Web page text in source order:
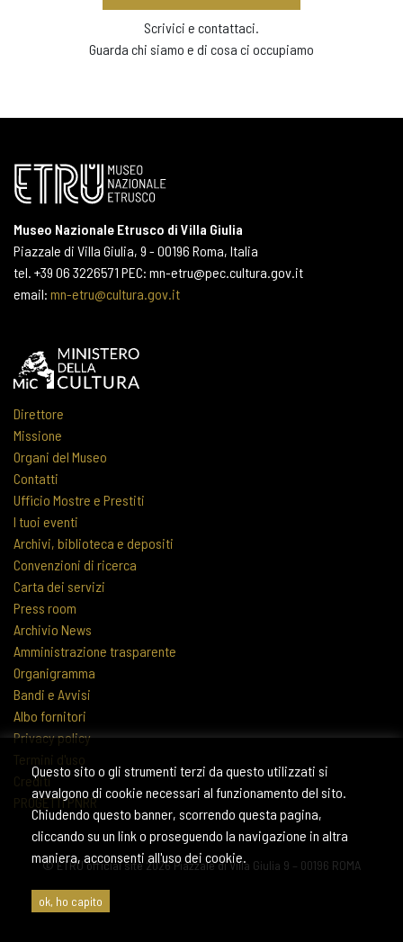
Questo sito o gli strumenti terzi da questo utilizzati si
avvalgono di cookie necessari al funzionamento del sito.
Chiudendo questo banner, scorrendo questa pagina,
cliccando su un link o proseguendo la navigazione in altra
maniera, acconsenti all'uso dei cookie.
ok, ho capito
Scrivici e contattaci.
Guarda chi siamo e di cosa ci occupiamo
Museo Nazionale Etrusco di Villa Giulia
Piazzale di Villa Giulia, 9 - 00196 Roma, Italia
tel. +39 06 3226571 PEC: mn-etru@pec.cultura.gov.it
email: mn-etru@cultura.gov.it
Direttore
Missione
Organi del Museo
Contatti
Ufficio Mostre e Prestiti
I tuoi eventi
Archivi, biblioteca e depositi
Convenzioni di ricerca
Carta dei servizi
Press room
Archivio News
Amministrazione trasparente
Organigramma
Bandi e Avvisi
Albo fornitori
Privacy policy
Termini d'uso
Crediti
PROGETTI PNRR
© ETRU official site 2026 Piazzale di Villa Giulia 9 – 00196 ROMA